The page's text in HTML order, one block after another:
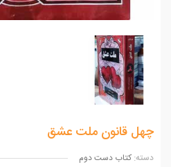
قانون ملت عشق
کتاب دست دوم